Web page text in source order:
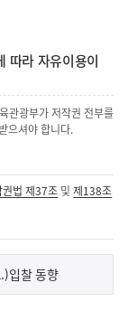
따라 자유이용이
관광부가 저작권 전부를
으셔야 합니다.
권법 제37조 및제138조
입찰 동향